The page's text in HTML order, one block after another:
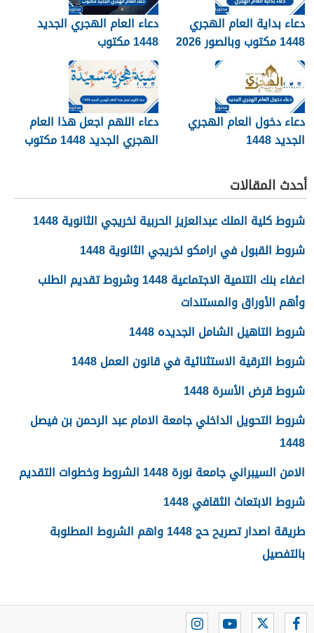
دعاء بداية العام الهجري
1448 مكتوب وبالصور 2026
دعاء العام الهجري الجديد
1448 مكتوب
دعاء دخول العام الهجري
الجديد 1448
دعاء اللهم اجعل هذا العام
الهجري الجديد 1448 مكتوب
أحدث المقالات
شروط كلية الملك عبدالعزيز الحربية لخريجي الثانوية 1448
شروط القبول في ارامكو لخريجي الثانوية 1448
اعفاء بنك التنمية الاجتماعية 1448 وشروط تقديم الطلب
وأهم الأوراق والمستندات
شروط التاهيل الشامل الجديده 1448
شروط الترقية الاستثنائية في قانون العمل 1448
شروط قرض الأسرة 1448
شروط التحويل الداخلي جامعة الامام عبد الرحمن بن فيصل
1448
الامن السيبراني جامعة نورة 1448 الشروط وخطوات التقديم
شروط الابتعاث الثقافي 1448
طريقة اصدار تصريح حج 1448 واهم الشروط المطلوبة
بالتفصيل